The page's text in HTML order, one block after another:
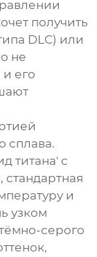
получить
DLC) или
не
его
сплава.
титана' с
и
узком
серого